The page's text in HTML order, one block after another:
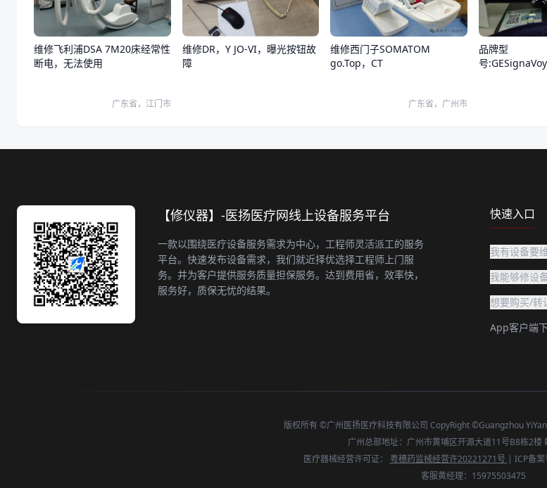
维修飞利浦DSA 7M20床经常性
断电，无法使用
广东省，江门市
维修DR，Y JO-VI，曝光按钮故
障
维修西门子SOMATOM
go.Top，CT
广东省，广州市
品牌型
号
【修仪器】-医扬医疗网线上设备服务平台
一款以围绕医疗设备服务需求为中心，工程师灵活派工的服务
平台。快速发布设备需求，我们就近择优选择工程师上门服
务。并为客户提供服务质量担保服务。达到费用省，效率快，
服务好，质保无忧的结果。
快速入口
我有设备要
我能够修设
想要购买/转
App客户端
版权所有 ©广州医扬医疗科技有限公司 CopyRight ©Guangzhou
广州总部地址：广州市黄埔区开源大道11号B8栋2楼
医疗器械经营许可证： 粤穗药监械经营许20221271号 | ICP备案
客服黄经理：15975503475